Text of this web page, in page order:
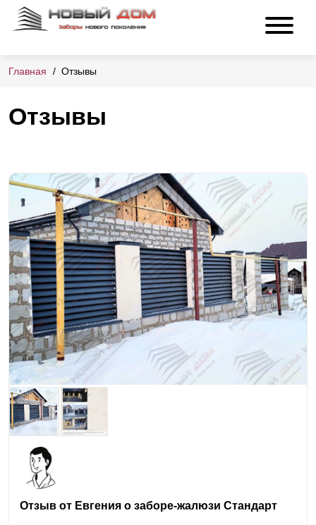
Главная Отзывы
Отзывы
Отзыв от Евгения о заборе-жалюзи Стандарт